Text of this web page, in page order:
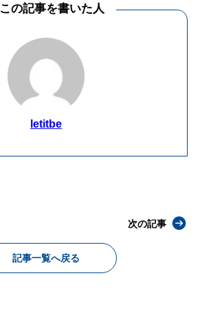
この記事を書いた人
letitbe
記事一覧へ戻る
次の記事